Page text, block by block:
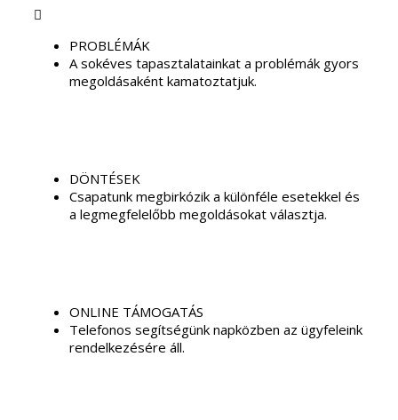
PROBLÉMÁK
A sokéves tapasztalatainkat a problémák gyors
megoldásaként kamatoztatjuk.
DÖNTÉSEK
Csapatunk megbirkózik a különféle esetekkel és
a legmegfelelőbb megoldásokat választja.
ONLINE TÁMOGATÁS
Telefonos segítségünk napközben az ügyfeleink
rendelkezésére áll.